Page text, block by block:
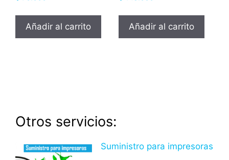
Añadir al carrito Añadir al carrito
Otros servicios:
Suministro para impresoras